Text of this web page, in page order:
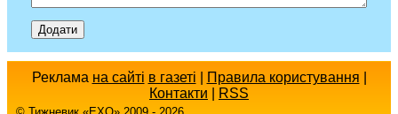
Реклама на сайті в газеті Правила користування
Контакти
RSS